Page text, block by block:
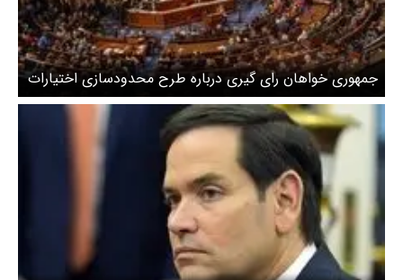
جمهوری خواهان رای گیری درباره طرح محدودسازی اختیارات
جنگی ترامپ را لغو کردند